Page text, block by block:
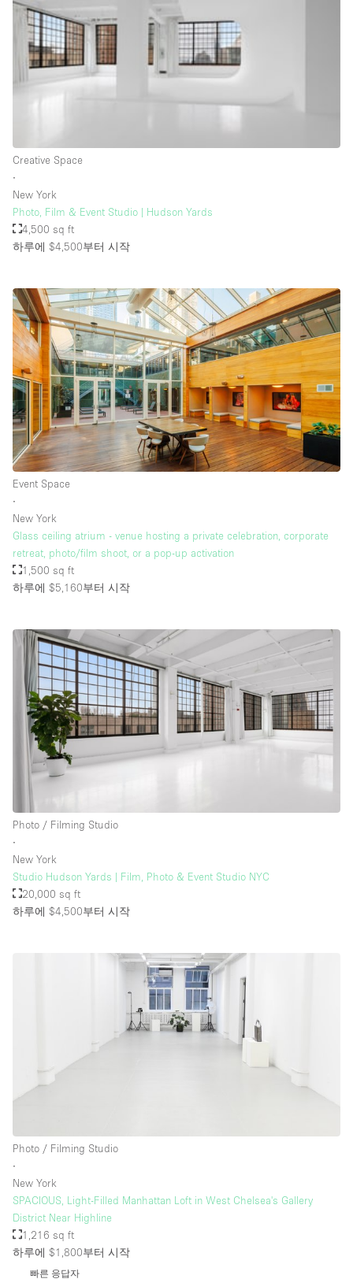
Rooftop / Terrace
Security System
Smoking Area
Stock Room
Stunning View
Terrace
Water Access
Whitebox / Minimal
Window Display
층 / 접근성:
지하층
1층 앞마당
쇼핑몰
테라스
윗층
Creative Space
∙
New York
Photo, Film & Event Studio | Hudson Yards
4,500 sq ft
하루에 $4,500부터 시작
Event Space
∙
New York
Glass ceiling atrium - venue hosting a private celebration, corporate
retreat, photo/film shoot, or a pop-up activation
1,500 sq ft
하루에 $5,160부터 시작
Photo / Filming Studio
∙
New York
Studio Hudson Yards | Film, Photo & Event Studio NYC
20,000 sq ft
하루에 $4,500부터 시작
Photo / Filming Studio
∙
New York
SPACIOUS, Light-Filled Manhattan Loft in West Chelsea's Gallery
District Near Highline
1,216 sq ft
하루에 $1,800부터 시작
빠른 응답자